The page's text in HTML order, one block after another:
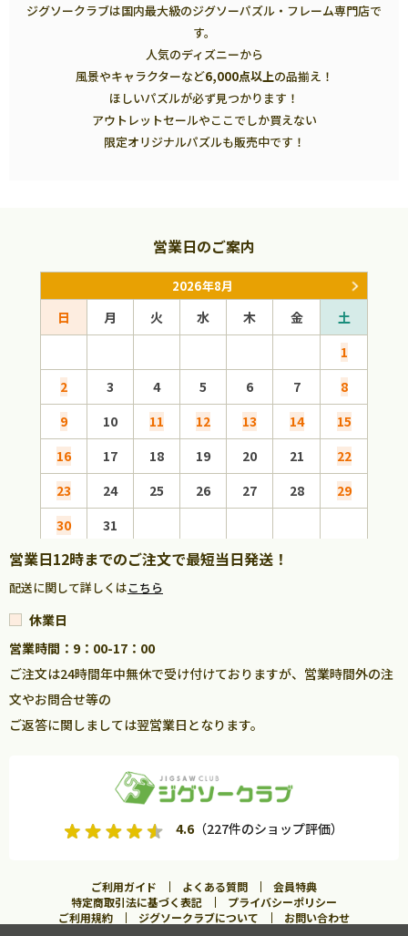
ジグソークラブは国内最大級のジグソーパズル・フレーム専門店で
す。
人気のディズニーから
風景やキャラクターなど6,000点以上の品揃え！
ほしいパズルが必ず見つかります！
アウトレットセールやここでしか買えない
限定オリジナルパズルも販売中です！
営業日のご案内
2026年8月
日 月 火 水 木 金
土
1
2
3 4 5 6 7
8
9
10 11 12 13 14
15
16
17 18 19 20 21
22
23
24 25 26 27 28
29
30
31
営業日12時までのご注文で最短当日発送！
配送に関して詳しくはこちら
休業日
営業時間：9：00-17：00
ご注文は24時間年中無休で受け付けておりますが、営業時間外の注
文やお問合せ等の
ご返答に関しましては翌営業日となります。
4.6（227件のショップ評価）
ご利用ガイド よくある質問
会員特典
特定商取引法に基づく表記
プライバシーポリシー
ご利用規約
ジグソークラブについて お問い合わせ